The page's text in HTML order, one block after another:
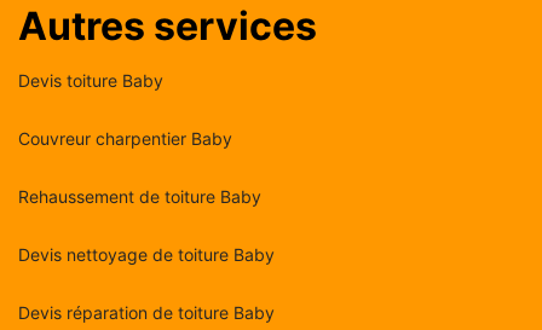
Autres services
Devis toiture Baby
Couvreur charpentier Baby
Rehaussement de toiture Baby
Devis nettoyage de toiture Baby
Devis réparation de toiture Baby